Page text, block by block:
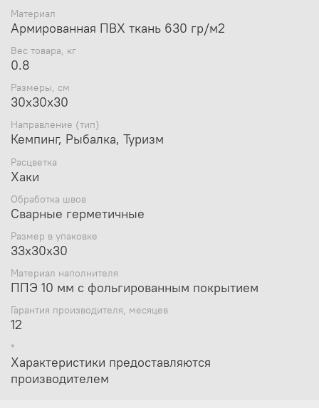
Материал
Армированная ПВХ ткань 630 гр/м2
Вес товара, кг
0.8
Размеры, см
30х30х30
Направление (тип)
Кемпинг, Рыбалка, Туризм
Расцветка
Хаки
Обработка швов
Сварные герметичные
Размер в упаковке
33х30х30
Материал наполнителя
ППЭ 10 мм с фольгированным покрытием
Гарантия производителя, месяцев
12
*
Характеристики предоставляются
производителем